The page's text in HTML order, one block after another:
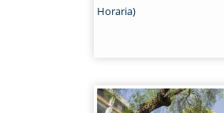
Horaria)